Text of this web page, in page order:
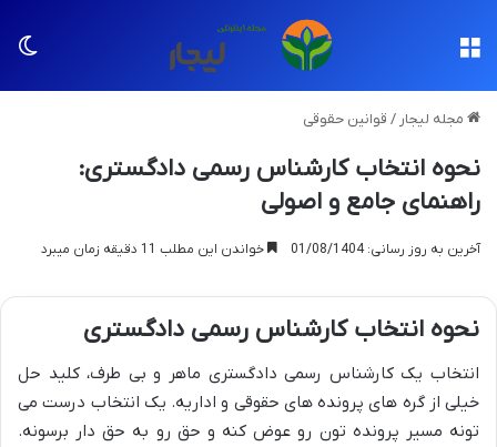
مجله لیجار / قوانین حقوقی
نحوه انتخاب کارشناس رسمی دادگستری:
راهنمای جامع و اصولی
آخرین به روز رسانی: 01/08/1404 خواندن این مطلب 11 دقیقه زمان میبرد
نحوه انتخاب کارشناس رسمی دادگستری
انتخاب یک کارشناس رسمی دادگستری ماهر و بی طرف، کلید حل
خیلی از گره های پرونده های حقوقی و اداریه. یک انتخاب درست می
تونه مسیر پرونده تون رو عوض کنه و حق رو به حق دار برسونه.